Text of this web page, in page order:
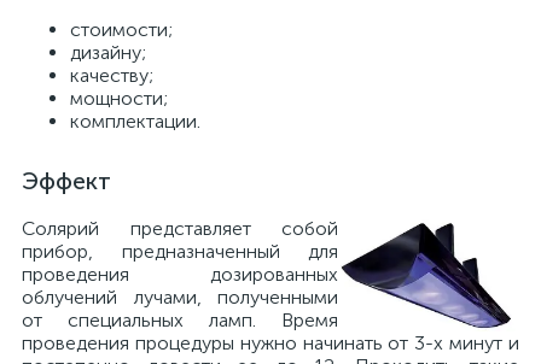
стоимости;
дизайну;
качеству;
мощности;
комплектации.
Эффект
Солярий представляет собой
прибор, предназначенный для
проведения дозированных
облучений лучами, полученными
от специальных ламп. Время
проведения процедуры нужно начинать от 3-х минут и